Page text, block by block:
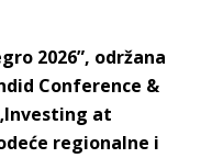
2026”, održana
Conference &
at
regionalne i